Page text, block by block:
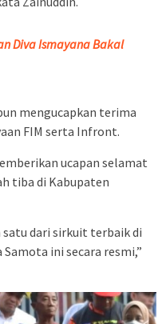
Diva Ismayana Bakal
mengucapkan terima
FIM serta Infront.
ucapan selamat
tiba di Kabupaten
dari sirkuit terbaik di
Samota ini secara resmi,”